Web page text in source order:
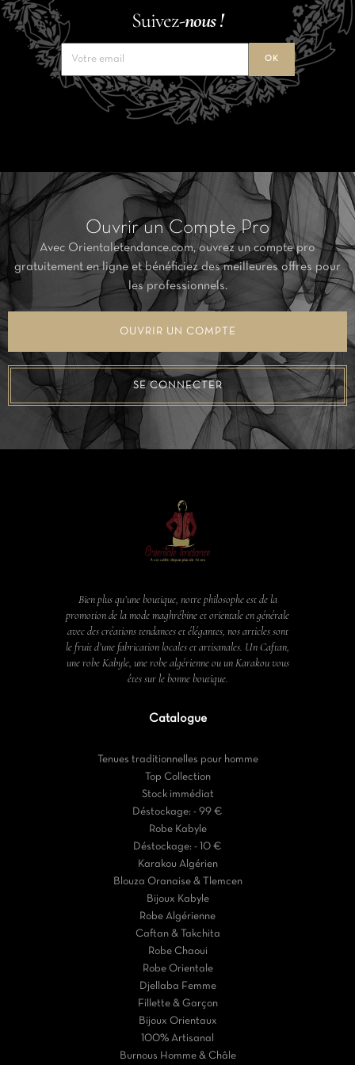
Suivez-nous !
Ouvrir un Compte Pro
Avec Orientaletendance.com, ouvrez un compte pro
gratuitement en ligne et bénéficiez des meilleures offres pour
les professionnels.
OUVRIR UN COMPTE
SE CONNECTER
Bien plus qu’une boutique, notre philosophe est de la
promotion de la mode maghrébine et orientale en générale
avec des créations tendances et élégantes, nos articles sont
le fruit d’une fabrication locales et artisanales. Un Caftan,
une robe Kabyle, une robe algérienne ou un Karakou vous
êtes sur le bonne boutique.
Catalogue
Tenues traditionnelles pour homme
Top Collection
Stock immédiat
Déstockage: - 99 €
Robe Kabyle
Déstockage: - 10 €
Karakou Algérien
Blouza Oranaise & Tlemcen
Bijoux Kabyle
Robe Algérienne
Caftan & Takchita
Robe Chaoui
Robe Orientale
Djellaba Femme
Fillette & Garçon
Bijoux Orientaux
100% Artisanal
Burnous Homme & Châle